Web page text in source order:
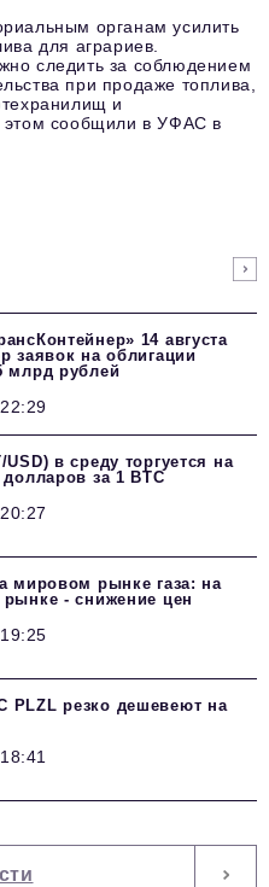
органам усилить
для аграриев.
следить за соблюдением
при продаже топлива,
и
этом сообщили в УФАС в
14 августа
заявок на облигации
млрд рублей
USD) в среду торгуется на
за 1 BTC
мировом рынке газа: на
- снижение цен
резко дешевеют на